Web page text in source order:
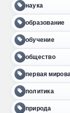
наука
образование
обучение
общество
первая
политика
природа